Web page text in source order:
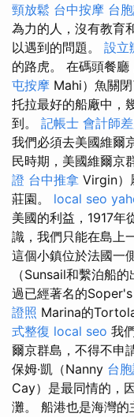
頸放鬆 台中按摩 台
為力的人，沒有教育
以遇到的問題。 設立
的路虎。 在碼頭餐廳
屯按摩 Mahi）魚關
托拉最好的船廠中，
到。 記帳士 會計師
我們必須去美國維爾
民時期，美國維爾京
證 台中推拿 Virgin）
莊園。 local seo
美國的利益，1917年
識，我們只能在島上
這個小鎮位於法國一
（Sunsail和繫泊船
過已經著名的
證照 Marina的
式整復 local seo 我
爾京群島，不得不申
保姆·凱（Nanny 台
Cay）是最同情的，
灘。 船港也是海灣的